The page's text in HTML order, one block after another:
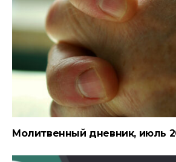
Молитвенный дневник, июль